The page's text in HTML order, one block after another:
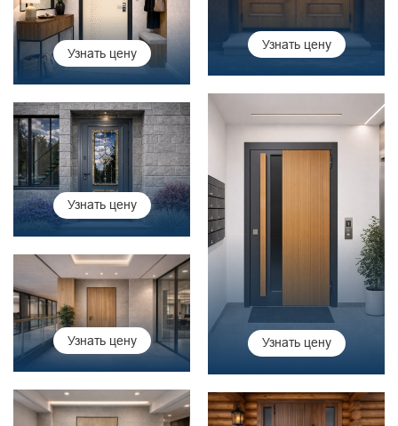
Узнать цену
Узнать цену
Узнать цену
Узнать цену
Узнать цену